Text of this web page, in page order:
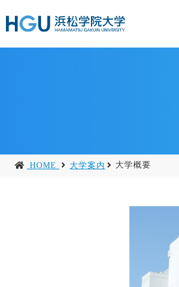
HOME 大学案内 大学概要